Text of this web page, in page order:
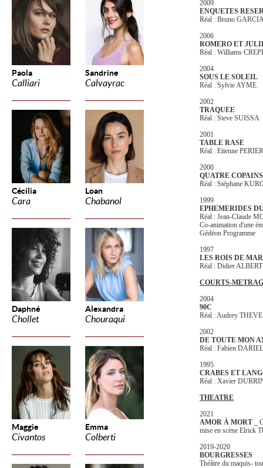
Paola
Calliari
Sandrine
Calvayrac
Cécilia
Cara
Loan
Chabanol
Daphné
Chollet
Alexandra
Chouraqui
Maggie
Civantos
Emma
Colberti
2009
ENQUETES
Réal : Bruno
2006
ROMERO ET
Réal : Williams
2004
SOUS LE SOLEIL
Réal : Sylvie AYME
2002
TRAQUEE
Réal : Steve SUISSA
2001
TABLE RASE
Réal : Etienne PERIER
2000
QUATRE COPAINS
Réal : Stéphane
1999
EPHEMERIDES
Réal : Jean-Claude
Co-animation d'une
Gédéon Programme
1997
LES ROIS DE
Réal : Didier ALBERT
COURTS-
2004
90C
Réal : Audrey
2002
DE TOUTE MON
Réal : Fabien DARIEL
1995
CRABES ET
Réal : Xavier
THEATRE
2021
AMOR À MORT _
mise en scène Elrick
2019-2020
BOURGRESSES
Théâtre du maquis-